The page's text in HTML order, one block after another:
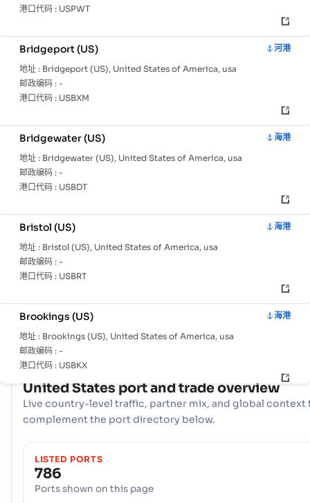
港口代码 : USPWT
Bridgeport (US)
河港
地址 : Bridgeport (US), United States of America, usa
邮政编码 : -
港口代码 : USBXM
Bridgewater (US)
海港
地址 : Bridgewater (US), United States of America, usa
邮政编码 : -
港口代码 : USBDT
Bristol (US)
海港
地址 : Bristol (US), United States of America, usa
邮政编码 : -
港口代码 : USBRT
Brookings (US)
海港
地址 : Brookings (US), United States of America, usa
邮政编码 : -
港口代码 : USBKX
Brownsville Port
海港
地址 : Brownsville Port (USBRO), United States of America, usa
邮政编码 :-
港口代码 :USBRO
Brownsville (US)
拥有全面的网络 786 端口, United States 拥有强大的海事基础设
关键枢纽，比如 Aberdeen, Aberdeen, Aberdeen (US) 在处理
贸易、提供多样化的物流选择和确保与全球国际航道的弹性连接方
了重要作用。
United States port and trade overview
Live country-level traffic, partner mix, and global context
complement the port directory below.
LISTED PORTS
786
Ports shown on this page